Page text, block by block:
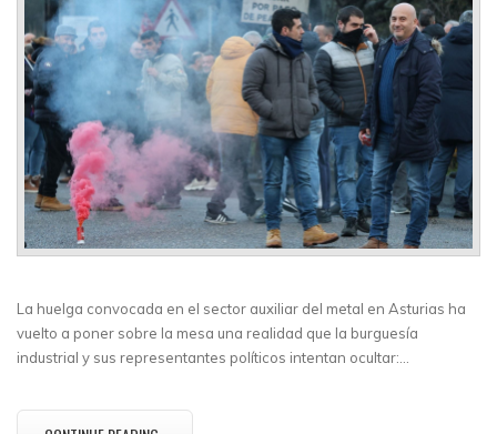
La huelga convocada en el sector auxiliar del metal en Asturias ha
vuelto a poner sobre la mesa una realidad que la burguesía
industrial y sus representantes políticos intentan ocultar:…